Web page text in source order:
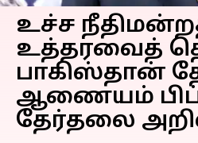
உச்ச
உத்தரவைத்
பாகிஸ்தான்
ஆணையம்
தேர்தலை